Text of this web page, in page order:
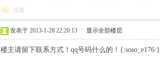
回复
发表于 2013-1-28 22:20:13 显示全部楼层
楼主请留下联系方式！qq号码什么的！{:soso_e176:}